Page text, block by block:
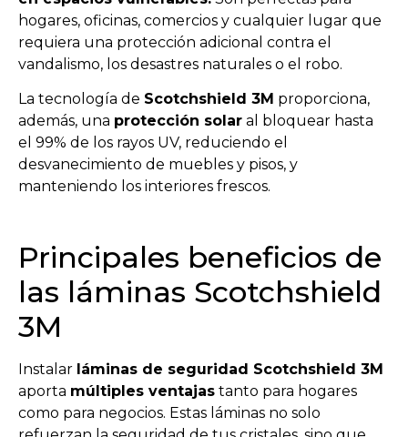
hogares, oficinas, comercios y cualquier lugar que
requiera una protección adicional contra el
vandalismo, los desastres naturales o el robo.
La tecnología de Scotchshield 3M proporciona,
además, una protección solar al bloquear hasta
el 99% de los rayos UV, reduciendo el
desvanecimiento de muebles y pisos, y
manteniendo los interiores frescos.
Principales beneficios de
las láminas Scotchshield
3M
Instalar láminas de seguridad Scotchshield 3M
aporta múltiples ventajas tanto para hogares
como para negocios. Estas láminas no solo